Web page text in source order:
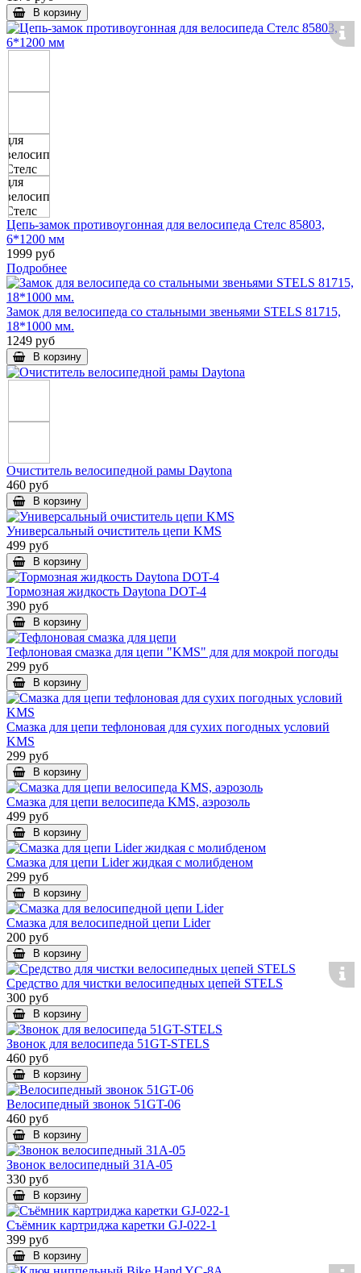
В корзину
Цепь-замок противоугонная для велосипеда Стелс 85803,
6*1200 мм
1999 руб
Подробнее
Замок для велосипеда со стальными звеньями STELS 81715,
18*1000 мм.
1249 руб
В корзину
Очиститель велосипедной рамы Daytona
460 руб
В корзину
Универсальный очиститель цепи KMS
499 руб
В корзину
Тормозная жидкость Daytona DOT-4
390 руб
В корзину
Тефлоновая смазка для цепи "KMS" для для мокрой погоды
299 руб
В корзину
Смазка для цепи тефлоновая для сухих погодных условий
KMS
299 руб
В корзину
Смазка для цепи велосипеда KMS, аэрозоль
499 руб
В корзину
Смазка для цепи Lider жидкая с молибденом
299 руб
В корзину
Смазка для велосипедной цепи Lider
200 руб
В корзину
Средство для чистки велосипедных цепей STELS
300 руб
В корзину
Звонок для велосипеда 51GT-STELS
460 руб
В корзину
Велосипедный звонок 51GT-06
460 руб
В корзину
Звонок велосипедный 31A-05
330 руб
В корзину
Съёмник картриджа каретки GJ-022-1
399 руб
В корзину